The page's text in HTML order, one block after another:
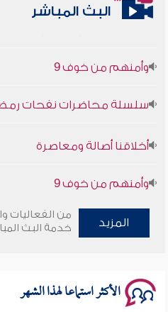
البث المباشر
وأمنهم من خوف 9
سلسلة محاضرات نفحات رمضانية
أخلاقنا أصالة ومعاصرة
وأمنهم من خوف 9
سلسلة محاضرات نفحات رمضانية
المزيد
من الفعاليات
خدمة البث
الأكثر استماعا لهذا الشهر